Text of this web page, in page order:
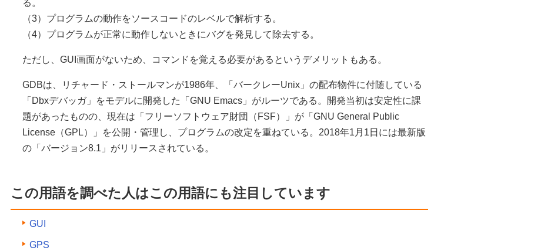
る。
（3）プログラムの動作をソースコードのレベルで解析する。
（4）プログラムが正常に動作しないときにバグを発見して除去する。
ただし、GUI画面がないため、コマンドを覚える必要があるというデメリットもある。
GDBは、リチャード・ストールマンが1986年、「バークレーUnix」の配布物件に付随している
「Dbxデバッガ」をモデルに開発した「GNU Emacs」がルーツである。開発当初は安定性に課
題があったものの、現在は「フリーソフトウェア財団（FSF）」が「GNU General Public
License（GPL）」を公開・管理し、プログラムの改定を重ねている。2018年1月1日には最新版
の「バージョン8.1」がリリースされている。
この用語を調べた人はこの用語にも注目しています
GUI
GPS